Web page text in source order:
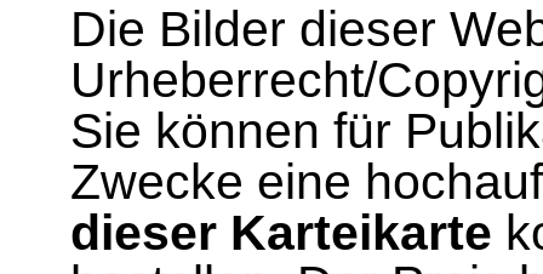
Die Bilder dieser
Urheberrecht/
Sie können für
Zwecke eine
dieser Karteikarte